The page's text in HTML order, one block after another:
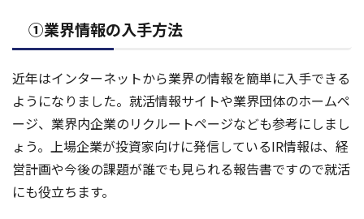
①業界情報の入手方法
近年はインターネットから業界の情報を簡単に入手できる
ようになりました。就活情報サイトや業界団体のホームペ
ージ、業界内企業のリクルートページなども参考にしまし
ょう。上場企業が投資家向けに発信しているIR情報は、経
営計画や今後の課題が誰でも見られる報告書ですので就活
にも役立ちます。